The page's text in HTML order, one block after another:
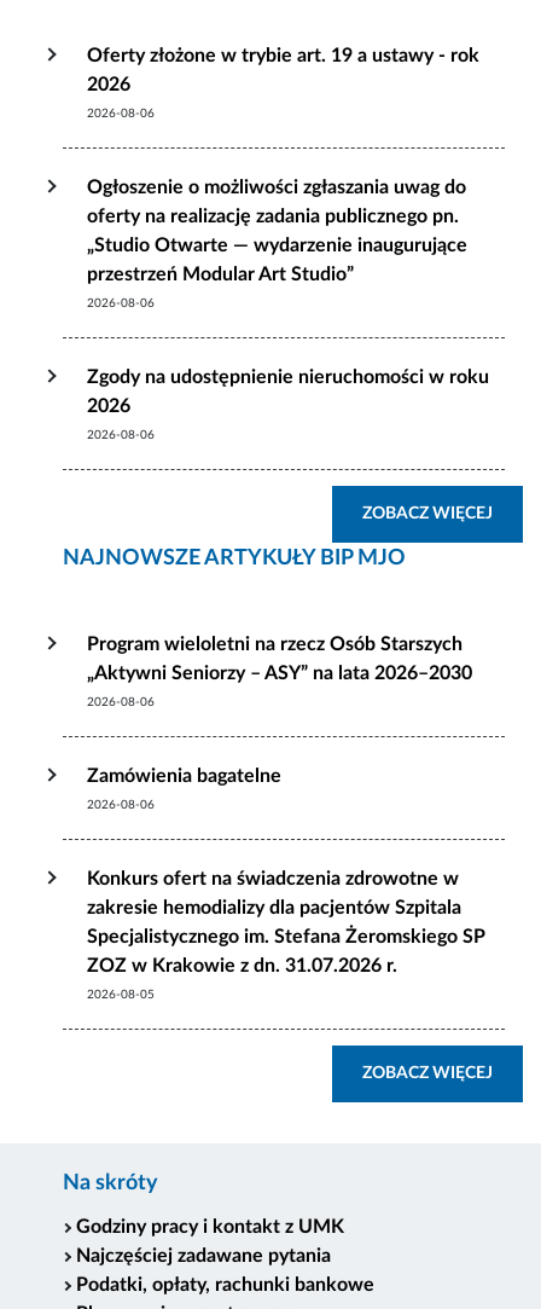
Oferty złożone w trybie art. 19 a ustawy - rok
2026
2026-08-06
Ogłoszenie o możliwości zgłaszania uwag do
oferty na realizację zadania publicznego pn.
„Studio Otwarte — wydarzenie inaugurujące
przestrzeń Modular Art Studio”
2026-08-06
Zgody na udostępnienie nieruchomości w roku
2026
2026-08-06
ZOBACZ WIĘCEJ
NAJNOWSZE ARTYKUŁY BIP MJO
Program wieloletni na rzecz Osób Starszych
„Aktywni Seniorzy – ASY” na lata 2026–2030
2026-08-06
Zamówienia bagatelne
2026-08-06
Konkurs ofert na świadczenia zdrowotne w
zakresie hemodializy dla pacjentów Szpitala
Specjalistycznego im. Stefana Żeromskiego SP
ZOZ w Krakowie z dn. 31.07.2026 r.
2026-08-05
ZOBACZ WIĘCEJ
Na skróty
Godziny pracy i kontakt z UMK
Najczęściej zadawane pytania
Podatki, opłaty, rachunki bankowe